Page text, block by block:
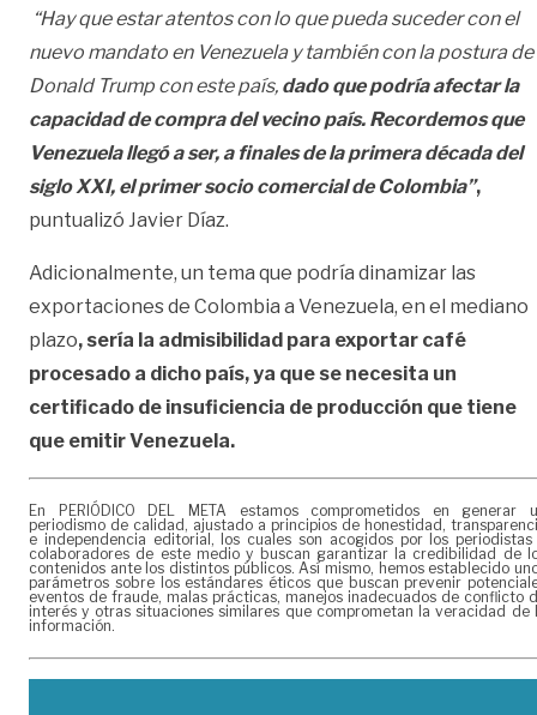
“Hay que estar atentos con lo que pueda suceder con el
nuevo mandato en Venezuela y también con la postura de
Donald Trump con este país, dado que podría afectar la
capacidad de compra del vecino país. Recordemos que
Venezuela llegó a ser, a finales de la primera década del
siglo XXI, el primer socio comercial de Colombia”,
puntualizó Javier Díaz.
Adicionalmente, un tema que podría dinamizar las
exportaciones de Colombia a Venezuela, en el mediano
plazo, sería la admisibilidad para exportar café
procesado a dicho país, ya que se necesita un
certificado de insuficiencia de producción que tiene
que emitir Venezuela.
En PERIÓDICO DEL META estamos comprometidos en generar
periodismo de calidad, ajustado a principios de honestidad,
e independencia editorial, los cuales son acogidos por los periodistas
colaboradores de este medio y buscan garantizar la credibilidad de
contenidos ante los distintos públicos. Así mismo, hemos establecido
parámetros sobre los estándares éticos que buscan prevenir
eventos de fraude, malas prácticas, manejos inadecuados de conflicto
interés y otras situaciones similares que comprometan la veracidad de
información.